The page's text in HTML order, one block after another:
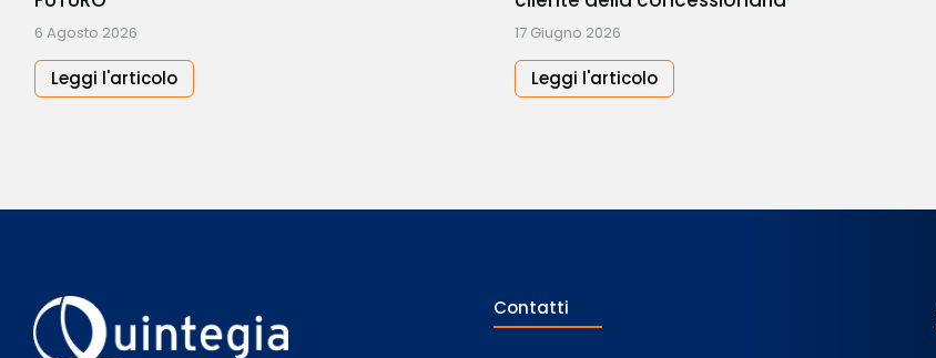
6 Agosto 2026
Leggi l'articolo
17 Giugno 2026
Leggi l'articolo
Contatti